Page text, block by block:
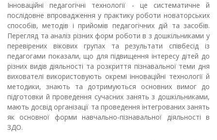
Інноваційні педагогічні технології - це систематичне й
послідовне впровадження у практику роботи новаторських
способів, методів і прийомів педагогічних дій та засобів.
Перегляд та аналіз різних форм роботи в з дошкільниками у
перевірених вікових групах та результати співбесід із
педагогами показали, що для підвищення інтересу дітей до
різних видів діяльності та розкриття пізнавальної теми дня
вихователі використовують окремі інноваційні технології й
методики, знають та дотримуються основних вимог до
підготовки й проведення сучасних занять з дошкільниками,
мають досвід організації та проведення інтегрованих занять
як основної форми навчально-пізнавальної діяльності в
ЗДО.